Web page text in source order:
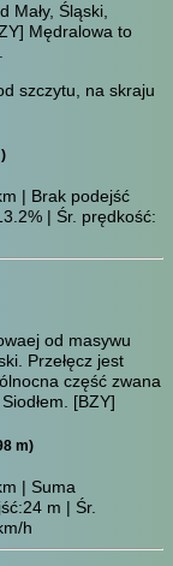
Mały, Śląski,
Mędralowa to
szczytu, na skraju
| Brak podejść
| Śr. prędkość:
od masywu
Przełęcz jest
część zwana
[BZY]
m)
| Suma
m | Śr.
h